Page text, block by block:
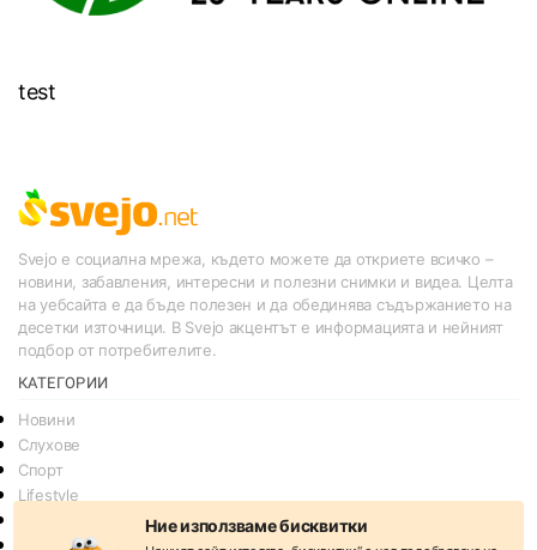
test
Svejo е социална мрежа, където можете да откриете всичко –
новини, забавления, интересни и полезни снимки и видеа. Целта
на уебсайта е да бъде полезен и да обединява съдържанието на
десетки източници. В Svejo акцентът е информацията и нейният
подбор от потребителите.
КАТЕГОРИИ
Новини
Слухове
Спорт
Lifestyle
Ние използваме бисквитки